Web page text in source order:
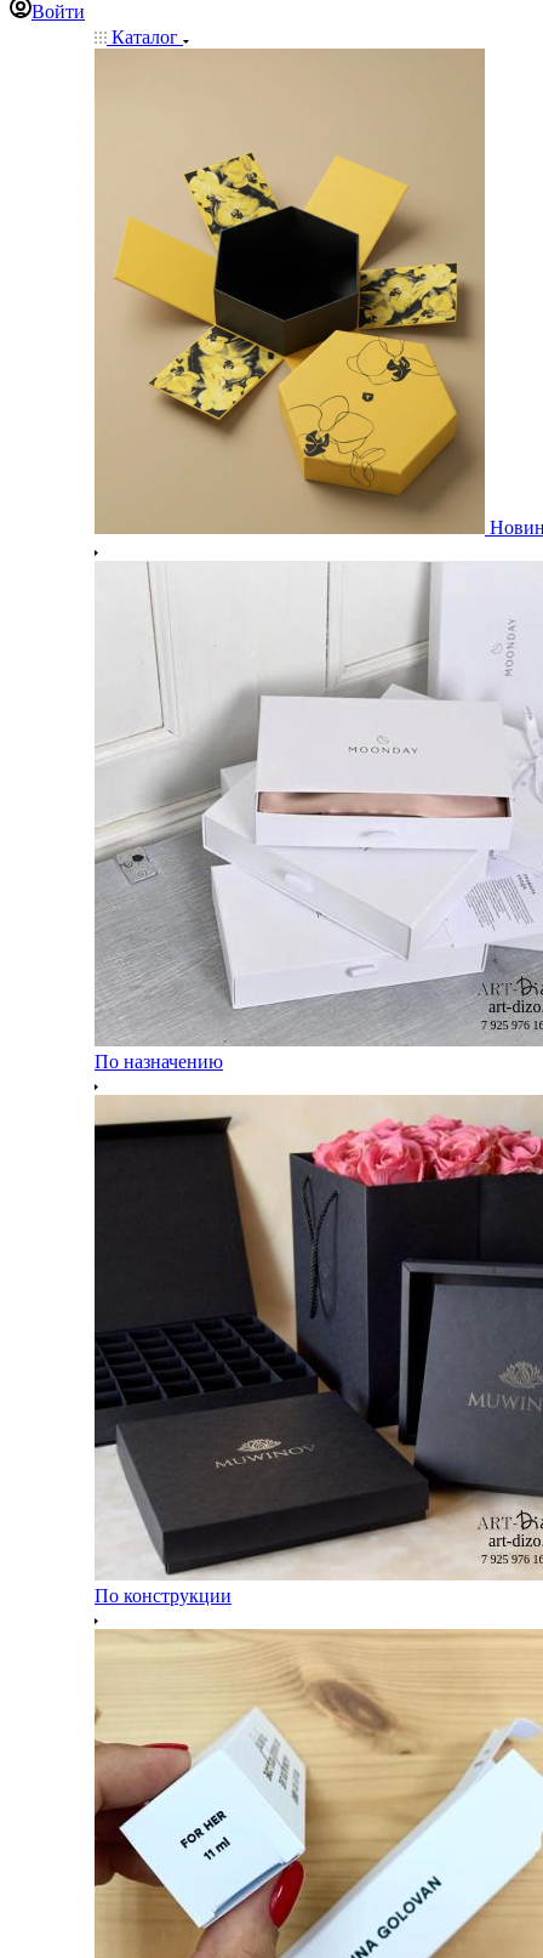
Войти
Каталог
По назначению
По конструкции